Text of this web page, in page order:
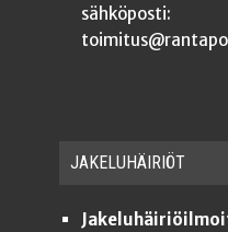
sähköposti:
JAKE­LU­HÄI­RIÖT